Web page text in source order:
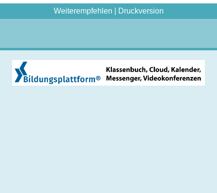
Weiterempfehlen Druckversion